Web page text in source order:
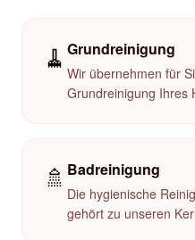
🧹 Grundreinigung
Wir übernehmen für
Grundreinigung Ihres
🚿 Badreinigung
Die hygienische
gehört zu unseren